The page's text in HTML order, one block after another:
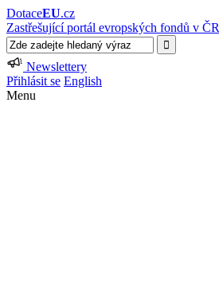
DotaceEU.cz
Zastřešující portál evropských fondů v ČR
Newslettery
Přihlásit se English
Menu